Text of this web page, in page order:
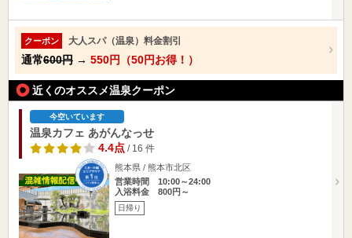
クーポン 大人スパ（温泉）料金割引
通常600円 → 550円（50円お得！）
近くのオススメ温泉クーポン
今空いています
温泉カフェ あがんなっせ
4.4点/ 16 件
熊本県 / 熊本市北区
営業時間 10:00～24:00
入浴料金 800円～
日帰り